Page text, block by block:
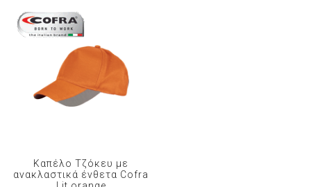
Καπέλο Τζόκευ με
ανακλαστικά ένθετα Cofra